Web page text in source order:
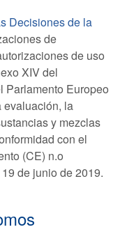
Decisiones de la
de
de uso
XIV del
Parlamento Europeo
evaluación, la
y mezclas
con el
(CE) n.o
de junio de 2019.